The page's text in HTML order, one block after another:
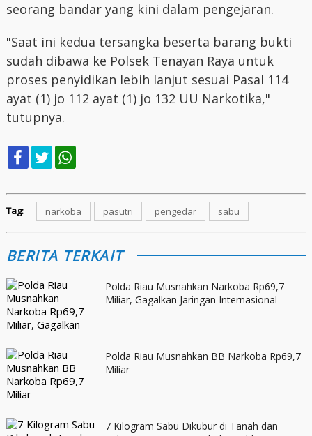
seorang bandar yang kini dalam pengejaran.
"Saat ini kedua tersangka beserta barang bukti
sudah dibawa ke Polsek Tenayan Raya untuk
proses penyidikan lebih lanjut sesuai Pasal 114
ayat (1) jo 112 ayat (1) jo 132 UU Narkotika,"
tutupnya.
Tag: narkoba pasutri pengedar sabu
BERITA TERKAIT
Polda Riau Musnahkan Narkoba Rp69,7
Miliar, Gagalkan Jaringan Internasional
Polda Riau Musnahkan BB Narkoba Rp69,7
Miliar
7 Kilogram Sabu Dikubur di Tanah dan